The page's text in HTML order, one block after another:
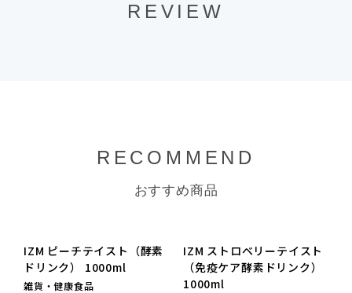
REVIEW
RECOMMEND
おすすめ商品
NEW
IZM ピーチテイスト（酵素
ドリンク） 1000ml
雑貨・健康食品
NEW
IZM ストロベリーテイスト
（免疫ケア酵素ドリンク）
1000ml